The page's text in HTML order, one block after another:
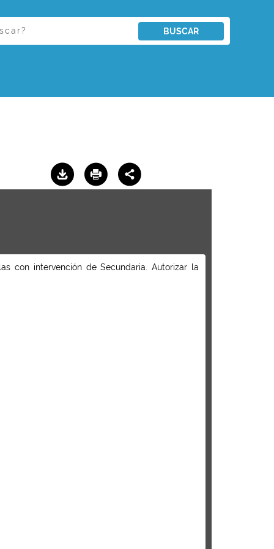
BUSCAR
con intervención de Secundaria. Autorizar la